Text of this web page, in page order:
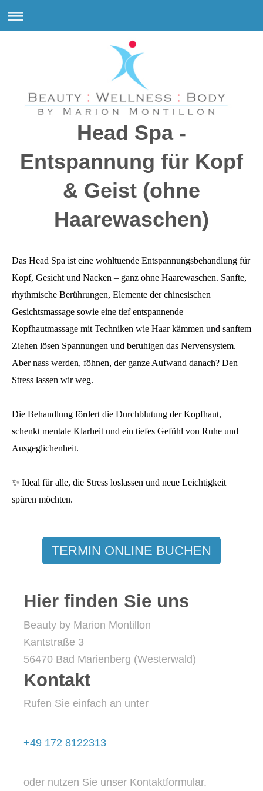
Head Spa -
Entspannung für Kopf
& Geist (ohne
Haarewaschen)
Das Head Spa ist eine wohltuende Entspannungsbehandlung für
Kopf, Gesicht und Nacken – ganz ohne Haarewaschen. Sanfte,
rhythmische Berührungen, Elemente der chinesischen
Gesichtsmassage sowie eine tief entspannende
Kopfhautmassage mit Techniken wie Haar kämmen und sanftem
Ziehen lösen Spannungen und beruhigen das Nervensystem.
Aber nass werden, föhnen, der ganze Aufwand danach? Den
Stress lassen wir weg.
Die Behandlung fördert die Durchblutung der Kopfhaut,
schenkt mentale Klarheit und ein tiefes Gefühl von Ruhe und
Ausgeglichenheit.
✨ Ideal für alle, die Stress loslassen und neue Leichtigkeit
spüren möchten.
TERMIN ONLINE BUCHEN
Hier finden Sie uns
Beauty by Marion Montillon
Kantstraße 3
56470 Bad Marienberg (Westerwald)
Kontakt
Rufen Sie einfach an unter
+49 172 8122313
oder nutzen Sie unser Kontaktformular.